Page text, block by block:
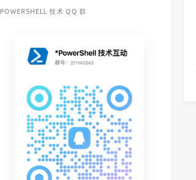
POWERSHELL 技术 QQ 群